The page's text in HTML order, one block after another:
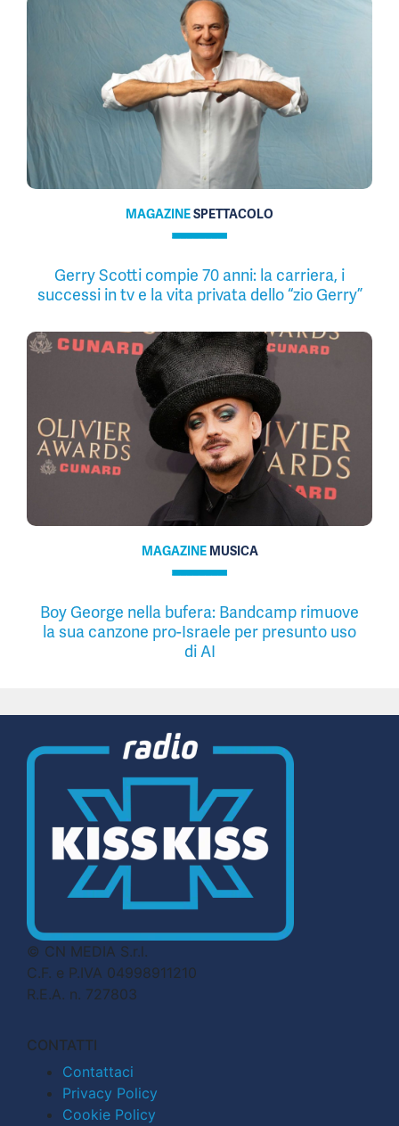
MAGAZINESPETTACOLO
Gerry Scotti compie 70 anni: la carriera, i
successi in tv e la vita privata dello “zio Gerry”
MAGAZINE MUSICA
Boy George nella bufera: Bandcamp rimuove
la sua canzone pro-Israele per presunto uso
di AI
© CN MEDIA S.r.l.
C.F. e P.IVA 04998911210
R.E.A. n. 727803
CONTATTI
Contattaci
Privacy Policy
Cookie Policy